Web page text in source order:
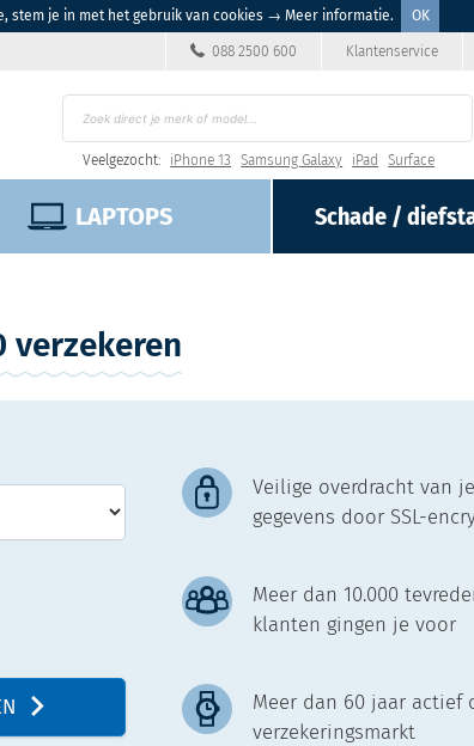
stem je in met het gebruik van cookies → Meer informatie. OK
088 2500 600 Klantenservice
Veelgezocht: iPhone 13 Samsung Galaxy iPad Surface
LAPTOPS Schade /
verzekeren
Veilige overdracht van je
gegevens door SSL-
Meer dan 10.000
klanten gingen je voor
Meer dan 60 jaar actief
verzekeringsmarkt